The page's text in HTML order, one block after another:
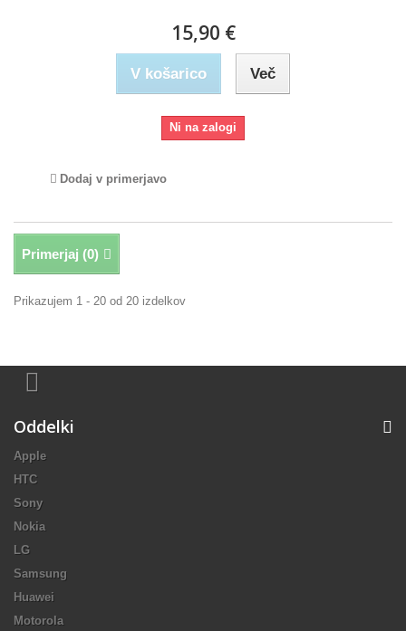
15,90 €
V košarico Več
Ni na zalogi
Dodaj v primerjavo
Primerjaj (0)
Prikazujem 1 - 20 od 20 izdelkov
Oddelki
Apple
HTC
Sony
Nokia
LG
Samsung
Huawei
Motorola